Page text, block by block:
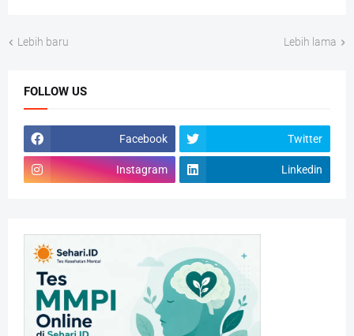
Lebih baru Lebih lama
FOLLOW US
Facebook Twitter
Instagram Linkedin